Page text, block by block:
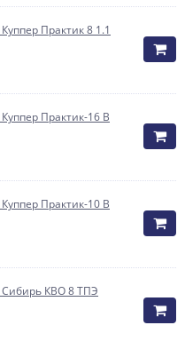
Практик 8 1.1
Практик-16 В
Практик-10 В
Сибирь КВО 8 ТПЭ